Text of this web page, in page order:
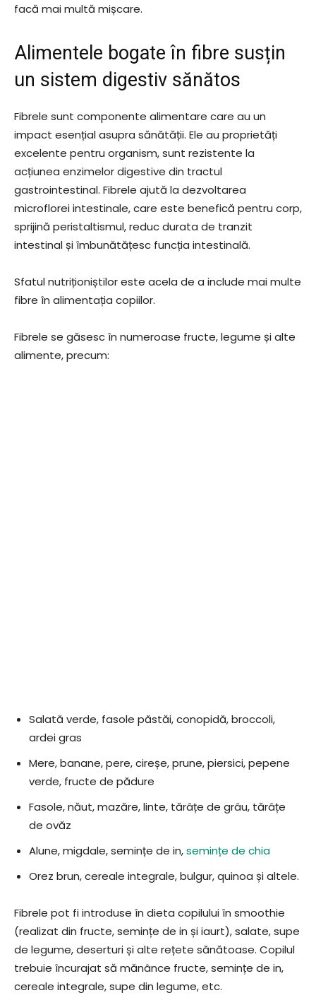
facă mai multă mișcare.
Alimentele bogate în fibre susțin
un sistem digestiv sănătos
Fibrele sunt componente alimentare care au un
impact esențial asupra sănătății. Ele au proprietăți
excelente pentru organism, sunt rezistente la
acțiunea enzimelor digestive din tractul
gastrointestinal. Fibrele ajută la dezvoltarea
microflorei intestinale, care este benefică pentru corp,
sprijină peristaltismul, reduc durata de tranzit
intestinal și îmbunătățesc funcția intestinală.
Sfatul nutriționiștilor este acela de a include mai multe
fibre în alimentația copiilor.
Fibrele se găsesc în numeroase fructe, legume și alte
alimente, precum:
Salată verde, fasole păstăi, conopidă, broccoli,
ardei gras
Mere, banane, pere, cireșe, prune, piersici, pepene
verde, fructe de pădure
Fasole, năut, mazăre, linte, tărâțe de grâu, tărâțe
de ovăz
Alune, migdale, semințe de in,semințe de chia
Orez brun, cereale integrale, bulgur, quinoa și altele.
Fibrele pot fi introduse în dieta copilului în smoothie
(realizat din fructe, semințe de in și iaurt), salate, supe
de legume, deserturi și alte rețete sănătoase. Copilul
trebuie încurajat să mănânce fructe, semințe de in,
cereale integrale, supe din legume, etc.